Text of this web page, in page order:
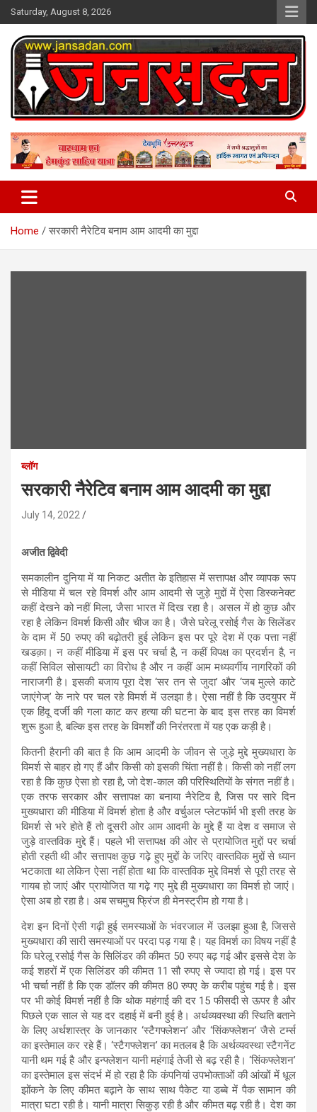
Skip
to
content
Saturday, August 8, 2026
Jan Sadan
Home सरकारी नैरेटिव बनाम आम आदमी का मुद्दा
ब्लॉग
सरकारी नैरेटिव बनाम आम आदमी का मुद्दा
July 14, 2022
अजीत द्विवेदी
समकालीन दुनिया में या निकट अतीत के इतिहास में सत्तापक्ष और व्यापक रूप
से मीडिया में चल रहे विमर्श और आम आदमी से जुड़े मुद्दों में ऐसा डिस्कनेक्ट
कहीं देखने को नहीं मिला, जैसा भारत में दिख रहा है। असल में हो कुछ और
रहा है लेकिन विमर्श किसी और चीज का है। जैसे घरेलू रसोई गैस के सिलेंडर
के दाम में 50 रुपए की बढ़ोतरी हुई लेकिन इस पर पूरे देश में एक पत्ता नहीं
खडक़ा। न कहीं मीडिया में इस पर चर्चा है, न कहीं विपक्ष का प्रदर्शन है, न
कहीं सिविल सोसायटी का विरोध है और न कहीं आम मध्यवर्गीय नागरिकों की
नाराजगी है। इसकी बजाय पूरा देश ‘सर तन से जुदा’ और ‘जब मुल्ले काटे
जाएंगेज्’ के नारे पर चल रहे विमर्श में उलझा है। ऐसा नहीं है कि उदयुपर में
एक हिंदू दर्जी की गला काट कर हत्या की घटना के बाद इस तरह का विमर्श
शुरू हुआ है, बल्कि इस तरह के विमर्शों की निरंतरता में यह एक कड़ी है।
कितनी हैरानी की बात है कि आम आदमी के जीवन से जुड़े मुद्दे मुख्यधारा के
विमर्श से बाहर हो गए हैं और किसी को इसकी चिंता नहीं है। किसी को नहीं लग
रहा है कि कुछ ऐसा हो रहा है, जो देश-काल की परिस्थितियों के संगत नहीं है।
एक तरफ सरकार और सत्तापक्ष का बनाया नैरेटिव है, जिस पर सारे दिन
मुख्यधारा की मीडिया में विमर्श होता है और वर्चुअल प्लेटफॉर्म भी इसी तरह के
विमर्श से भरे होते हैं तो दूसरी ओर आम आदमी के मुद्दे हैं या देश व समाज से
जुड़े वास्तविक मुद्दे हैं। पहले भी सत्तापक्ष की ओर से प्रायोजित मुद्दों पर चर्चा
होती रहती थी और सत्तापक्ष कुछ गढ़े हुए मुद्दों के जरिए वास्तविक मुद्दों से ध्यान
भटकाता था लेकिन ऐसा नहीं होता था कि वास्तविक मुद्दे विमर्श से पूरी तरह से
गायब हो जाएं और प्रायोजित या गढ़े गए मुद्दे ही मुख्यधारा का विमर्श हो जाएं।
ऐसा अब हो रहा है। अब सचमुच फ्रिंज ही मेनस्ट्रीम हो गया है।
देश इन दिनों ऐसी गढ़ी हुई समस्याओं के भंवरजाल में उलझा हुआ है, जिससे
मुख्यधारा की सारी समस्याओं पर परदा पड़ गया है। यह विमर्श का विषय नहीं है
कि घरेलू रसोई गैस के सिलिंडर की कीमत 50 रुपए बढ़ गई और इससे देश के
कई शहरों में एक सिलिंडर की कीमत 11 सौ रुपए से ज्यादा हो गई। इस पर
भी चर्चा नहीं है कि एक डॉलर की कीमत 80 रुपए के करीब पहुंच गई है। इस
पर भी कोई विमर्श नहीं है कि थोक महंगाई की दर 15 फीसदी से ऊपर है और
पिछले एक साल से यह दर दहाई में बनी हुई है। अर्थव्यवस्था की स्थिति बताने
के लिए अर्थशास्त्र के जानकार ‘स्टैगफ्लेशन’ और ‘सिंकफ्लेशन’ जैसे टर्म्स
का इस्तेमाल कर रहे हैं। ‘स्टैगफ्लेशन’ का मतलब है कि अर्थव्यवस्था स्टैगनेंट
यानी थम गई है और इन्फ्लेशन यानी महंगाई तेजी से बढ़ रही है। ‘सिंकफ्लेशन’
का इस्तेमाल इस संदर्भ में हो रहा है कि कंपनियां उपभोक्ताओं की आंखों में धूल
झोंकने के लिए कीमत बढ़ाने के साथ साथ पैकेट या डब्बे में पैक सामान की
मात्रा घटा रही है। यानी मात्रा सिकुड़ रही है और कीमत बढ़ रही है। देश का